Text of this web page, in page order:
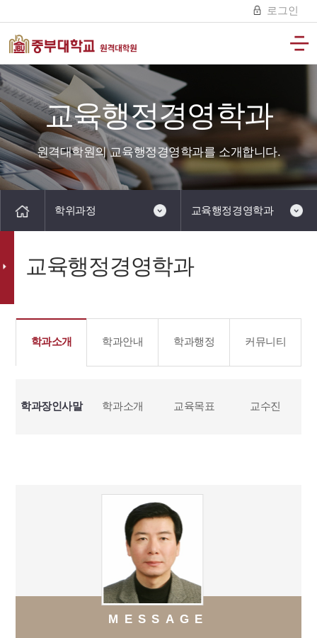
로그인
교육행정경영학과
원격대학원의 교육행정경영학과를 소개합니다.
학위과정 교육행정경영학과
교육행정경영학과
학과소개 학과안내 학과행정 커뮤니티
학과장인사말 학과소개 교육목표 교수진
MESSAGE